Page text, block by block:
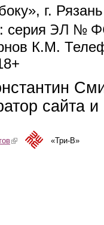
г.
серия ЭЛ №
К.М.
e-mail)
сайта
(link is external)«Три-В»